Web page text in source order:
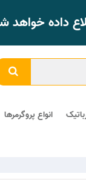
خواهد
انواع پروگرمرها